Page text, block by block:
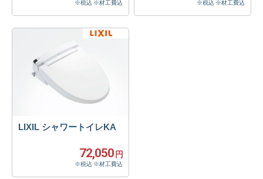
104,764円 218,504円
72,050円